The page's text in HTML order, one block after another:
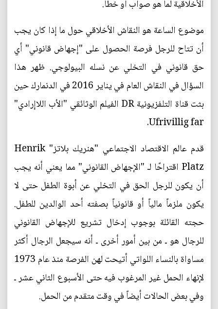
الأخلاقية لما هو صواب أو خطأ.
موضوع الساعة هو النقاش الأخلاقي حول ما إذا كان يجب
أن تتاح للرجل فرصة الحصول على "إجهاض قانوني" أي
حق قانوني في التخلي عن نسله البيولوجي. ظهر هذا
السؤال في النقاش العام في يناير 2016 في الدنمارك حين
بثت قناة التلفزيونية DR الفيلم الوثائقي "الأب اللاإرادي"
Ufrivillig far.
قدم عالم الاقتصاد الاجتماعي "هنريك بلاتز" Henrik
Platz اقتراحًا لـ "الإجهاض القانوني" مما يعني أنه يجب
أن يكون للرجل الحق في التخلي عن أبوة الطفل حتى لا
يكون ملزماً مالياً أو قانونياً بصفته أحد الوالدين للطفل.
حجته القائلة بوجوب إدخال تشريع للإجهاض القانوني
للرجال هو ـ من بين أمور أخرى ـ أنه سيجعل الرجال أكثر
مساواة بالنساء اللواتي أتيحت لهن الفرصة منذ عام 1973
لإنهاء الحمل غير المرغوب فيه حتى الأسبوع الثاني عشر ـ
وفي بعض الحالات أيضاً في وقت متقدم من الحمل.